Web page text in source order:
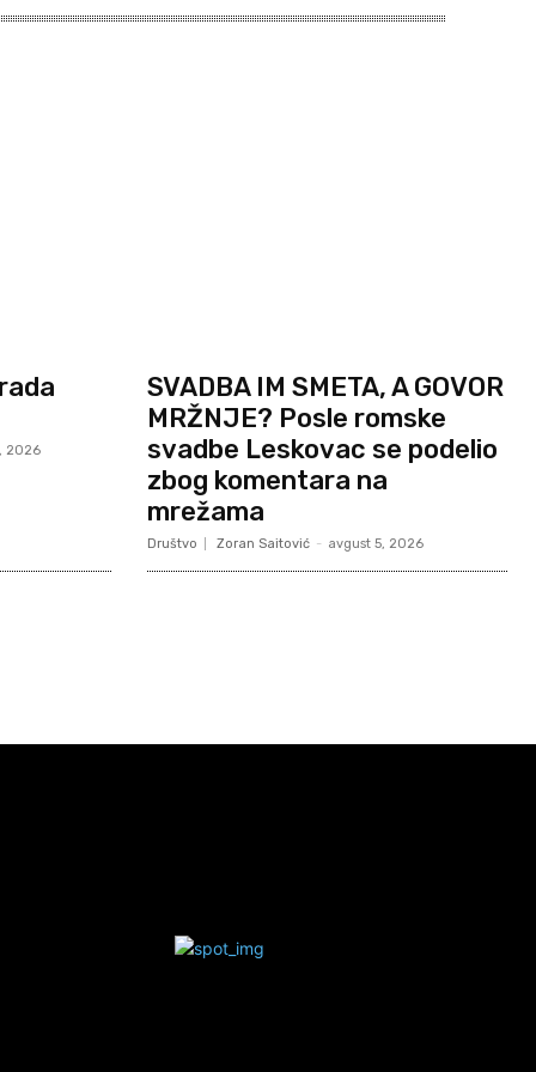
2026
SVADBA IM SMETA, A GOVOR
MRŽNJE? Posle romske
svadbe Leskovac se podelio
zbog komentara na
mrežama
Društvo Zoran Saitović - avgust 5, 2026